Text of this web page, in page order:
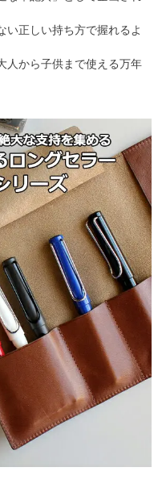
い正しい持ち方で握れるよ
人から子供まで使える万年